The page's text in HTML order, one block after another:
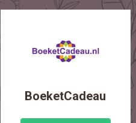
BoeketCadeau